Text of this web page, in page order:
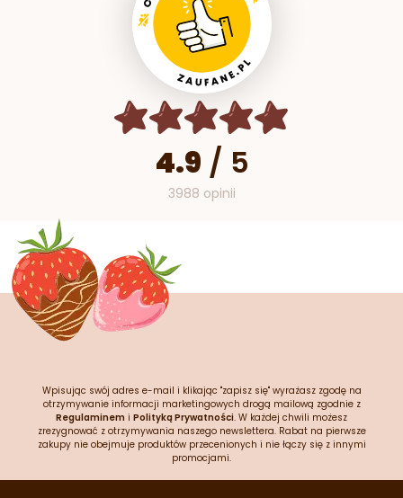
4.9 / 5
3988 opinii
Wpisując swój adres e-mail i klikając "zapisz się" wyrażasz zgodę na
otrzymywanie informacji marketingowych drogą mailową zgodnie z
Regulaminem i Polityką Prywatności. W każdej chwili możesz
zrezygnować z otrzymywania naszego newslettera. Rabat na pierwsze
zakupy nie obejmuje produktów przecenionych i nie łączy się z innymi
promocjami.